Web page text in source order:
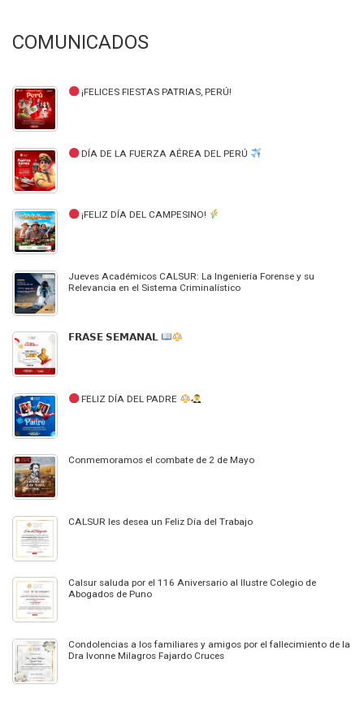
COMUNICADOS
¡FELICES FIESTAS PATRIAS, PERÚ!
DÍA DE LA FUERZA AÉREA DEL PERÚ
¡FELIZ DÍA DEL CAMPESINO!
Jueves Académicos CALSUR: La Ingeniería Forense y su
Relevancia en el Sistema Criminalístico
𝗙𝗥𝗔𝗦𝗘 𝗦𝗘𝗠𝗔𝗡𝗔𝗟
FELIZ DÍA DEL PADRE
Conmemoramos el combate de 2 de Mayo
CALSUR les desea un Feliz Día del Trabajo
Calsur saluda por el 116 Aniversario al Ilustre Colegio de
Abogados de Puno
Condolencias a los familiares y amigos por el fallecimiento de la
Dra Ivonne Milagros Fajardo Cruces